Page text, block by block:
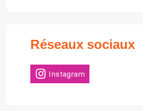
Réseaux sociaux
Instagram